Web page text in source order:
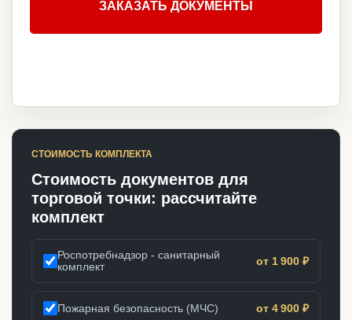
ЗАКАЗАТЬ ДОКУМЕНТЫ
СТОИМОСТЬ КОМПЛЕКТА
Стоимость документов для
торговой точки: рассчитайте
комплект
Роспотребнадзор - санитарный
комплект
от 1 900 ₽
Пожарная безопасность (МЧС) от 4 900 ₽